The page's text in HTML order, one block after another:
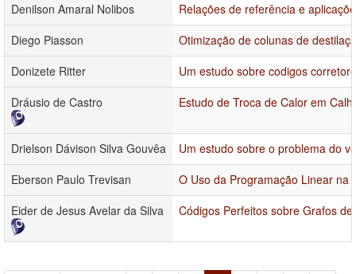
Denilson Amaral Nolibos
Relações de referência e
Diego Piasson
Otimização de colunas de
Donizete Ritter
Um estudo sobre codigos
Dráusio de Castro
Estudo de Troca de Calor em
Drielson Dávison Silva Gouvêa
Um estudo sobre o problema do
Eberson Paulo Trevisan
O Uso da Programação Linear na
Eider de Jesus Avelar da Silva
Códigos Perfeitos sobre Grafos